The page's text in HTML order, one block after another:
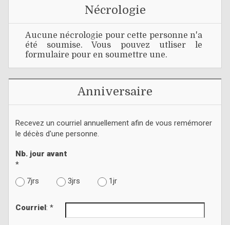
Nécrologie
Aucune nécrologie pour cette personne n'a
été soumise. Vous pouvez utliser le
formulaire pour en soumettre une.
Anniversaire
Recevez un courriel annuellement afin de vous remémorer
le décès d'une personne.
Nb. jour avant
*
7jrs
3jrs 1jr
Courriel : *